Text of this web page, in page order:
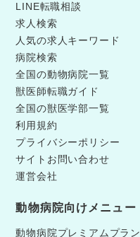
LINE転職相談
求人検索
人気の求人キーワード
病院検索
全国の動物病院一覧
獣医師転職ガイド
全国の獣医学部一覧
利用規約
プライバシーポリシー
サイトお問い合わせ
運営会社
動物病院向けメニュー
動物病院プレミアムプラン